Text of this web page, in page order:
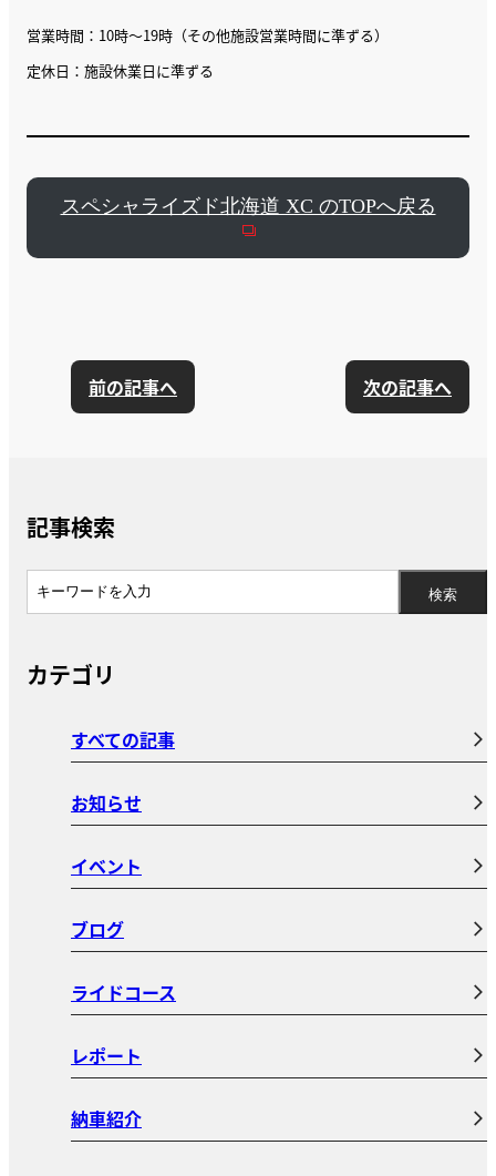
営業時間：10時〜19時（その他施設営業時間に準ずる）
定休日：施設休業日に準ずる
スペシャライズド北海道 XC のTOPへ戻る
前の記事へ 次の記事へ
記事検索
カテゴリ
すべての記事
お知らせ
イベント
ブログ
ライドコース
レポート
納車紹介